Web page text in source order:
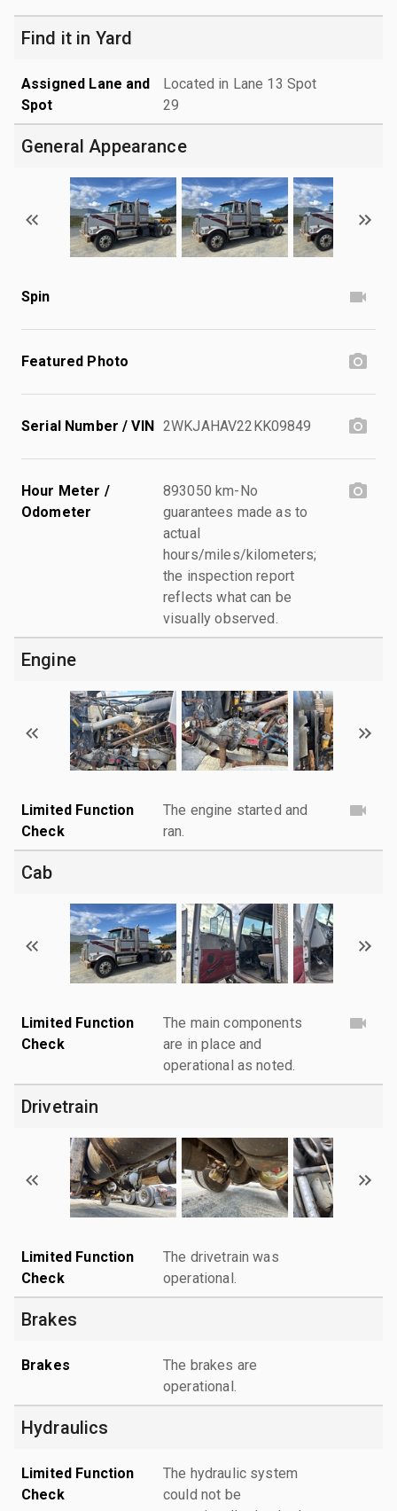
Find it in Yard
Assigned Lane and
Spot
Located in Lane 13 Spot
29
General Appearance
Spin
Featured Photo
Serial Number / VIN 2WKJAHAV22KK09849
Hour Meter /
Odometer
893050 km-No
guarantees made as to
actual
hours/miles/kilometers;
the inspection report
reflects what can be
visually observed.
Engine
Limited Function
Check
The engine started and
ran.
Cab
Limited Function
Check
The main components
are in place and
operational as noted.
Drivetrain
Limited Function
Check
The drivetrain was
operational.
Brakes
Brakes
The brakes are
operational.
Hydraulics
Limited Function
Check
The hydraulic system
could not be